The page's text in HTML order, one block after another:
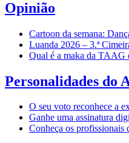
Opinião
Cartoon da semana:
Luanda 2026 – 3.ª
Qual é a maka da TAAG
Personalidades do
O seu voto reconhece a
Ganhe uma assinatura
Conheça os profissionais